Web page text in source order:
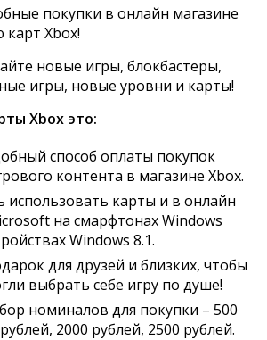
покупки в онлайн магазине
Xbox!
новые игры, блокбастеры,
игры, новые уровни и карты!
Xbox это:
способ оплаты покупок
контента в магазине Xbox.
использовать карты и в онлайн
на смарфтонах Windows
Windows 8.1.
для друзей и близких, чтобы
выбрать себе игру по душе!
номиналов для покупки – 500
2000 рублей, 2500 рублей.